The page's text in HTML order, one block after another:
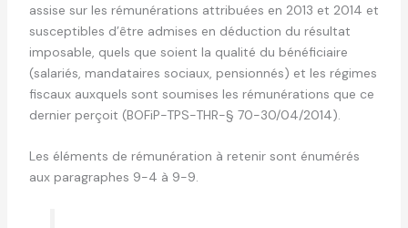
assise sur les rémunérations attribuées en 2013 et 2014 et
susceptibles d’être admises en déduction du résultat
imposable, quels que soient la qualité du bénéficiaire
(salariés, mandataires sociaux, pensionnés) et les régimes
fiscaux auxquels sont soumises les rémunérations que ce
dernier perçoit (BOFiP-TPS-THR-§ 70-30/04/2014).
Les éléments de rémunération à retenir sont énumérés
aux paragraphes 9-4 à 9-9.